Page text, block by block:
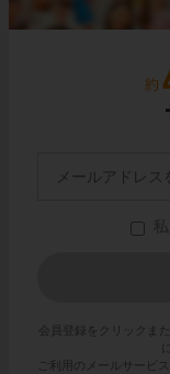
会員登録をクリックま
ご利用のメールサービ